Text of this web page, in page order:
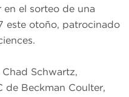
el sorteo de una
este otoño, patrocinado
Schwartz,
Beckman Coulter,